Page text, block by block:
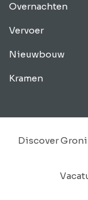
Overnachten
Vervoer
Nieuwbouw
Kramen
Discover